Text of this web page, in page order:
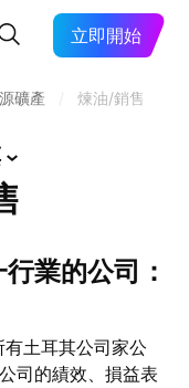
立即開始
礦產 煉油/銷售
土耳其公司家公
司的績效、損益表